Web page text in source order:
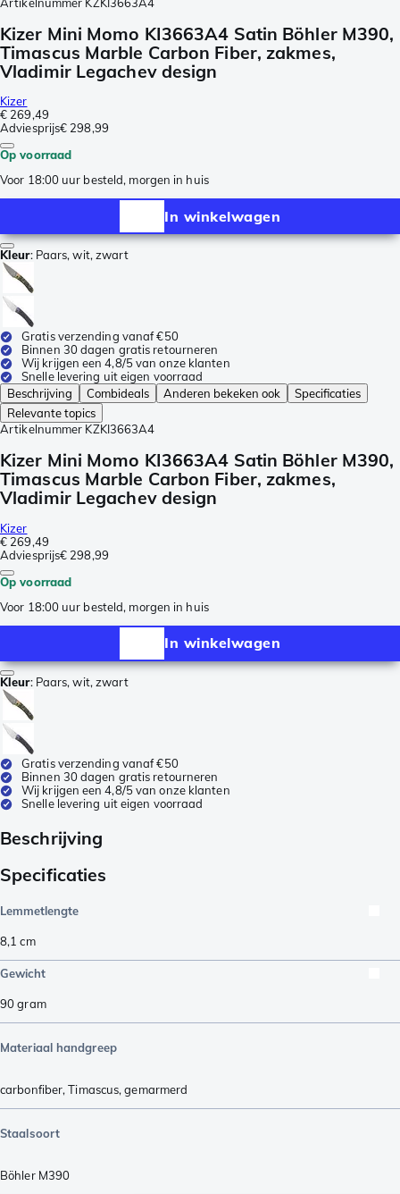
Kizer Mini Momo KI3663A4 Satin Böhler M390,
Timascus Marble Carbon Fiber, zakmes,
Vladimir Legachev design
Kizer
€ 269,49
Adviesprijs€ 298,99
Op voorraad
Voor 18:00 uur besteld, morgen in huis
In winkelwagen
Kleur: Paars, wit, zwart
Gratis verzending vanaf €50
Binnen 30 dagen gratis retourneren
Wij krijgen een 4,8/5 van onze klanten
Snelle levering uit eigen voorraad
Beschrijving
Combideals Anderen bekeken ook
Specificaties
Relevante topics
Artikelnummer KZKI3663A4
Kizer Mini Momo KI3663A4 Satin Böhler M390,
Timascus Marble Carbon Fiber, zakmes,
Vladimir Legachev design
Kizer
€ 269,49
Adviesprijs€ 298,99
Op voorraad
Voor 18:00 uur besteld, morgen in huis
In winkelwagen
Kleur: Paars, wit, zwart
Gratis verzending vanaf €50
Binnen 30 dagen gratis retourneren
Wij krijgen een 4,8/5 van onze klanten
Snelle levering uit eigen voorraad
Beschrijving
Specificaties
Lemmetlengte
8,1 cm
Gewicht
90gram
Materiaal handgreep
carbonfiber,Timascus,gemarmerd
Staalsoort
Böhler M390